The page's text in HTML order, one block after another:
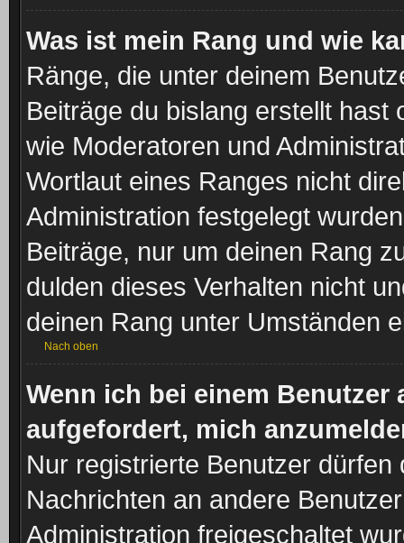
Was ist mein Rang und wie
Ränge, die unter deinem
Beiträge du bislang erstellt hast
wie Moderatoren und
Wortlaut eines Ranges nicht
Administration festgelegt
Beiträge, nur um deinen Rang
dulden dieses Verhalten nicht
deinen Rang unter Umständen
Nach oben
Wenn ich bei einem
aufgefordert, mich
Nur registrierte Benutzer
Nachrichten an andere
Administration freigeschaltet